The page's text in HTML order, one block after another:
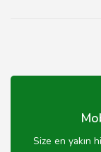
Size en yakın